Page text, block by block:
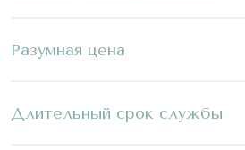
Разумная цена
Длительный срок службы